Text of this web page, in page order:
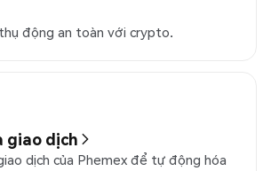
động an toàn với crypto.
giao dịch
dịch của Phemex để tự động hóa